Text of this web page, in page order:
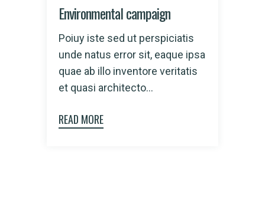
Environmental campaign
Poiuy iste sed ut perspiciatis
unde natus error sit, eaque ipsa
quae ab illo inventore veritatis
et quasi architecto...
READ MORE